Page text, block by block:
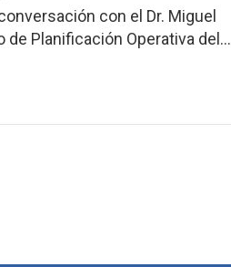
con el Dr. Miguel
de Planificación Operativa del...